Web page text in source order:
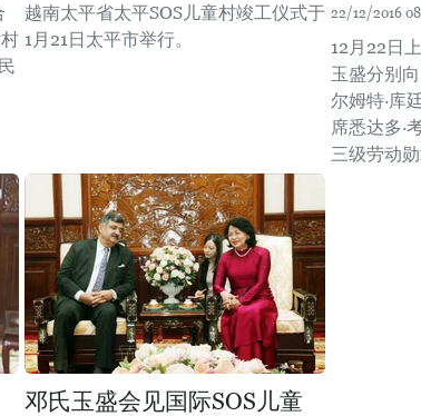
越南太平省太平SOS儿童村竣工仪式于
1月21日太平市举行。
22/12/2016
12月22日
玉盛分别
尔姆特·库
席悉达多·
三级劳动勋
邓氏玉盛会见国际SOS儿童